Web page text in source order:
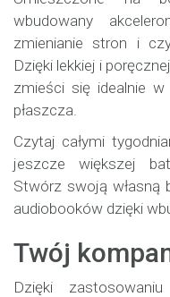
wbudowany
zmienianie stron i
Dzięki lekkiej i
zmieści się idealnie
płaszcza.
Czytaj całymi
jeszcze większej
Stwórz swoją własną
audiobooków dzięki
Twój
Dzięki